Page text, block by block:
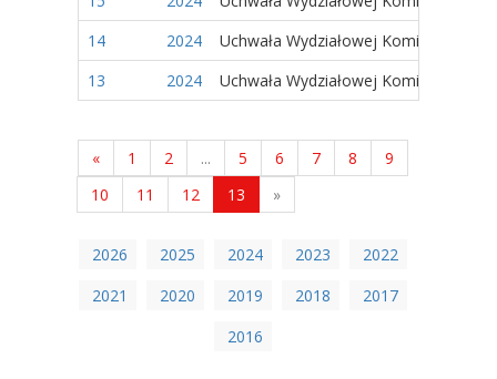
14
2024
Uchwała Wydziałowej Komisji
13
2024 Uchwała Wydziałowej Komisji
« 1 2 ... 5 6 7 8
9
10
11 12 13 »
2026 2025 2024 2023
2022
2021
2020 2019 2018
2017
2016